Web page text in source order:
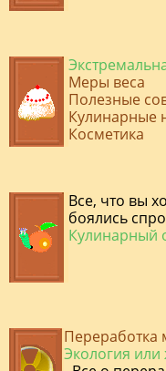
Меры веса
Полезные
Кулинарные
Косметика
Все, что вы
боялись
Кулинарный
Переработка
Экология или